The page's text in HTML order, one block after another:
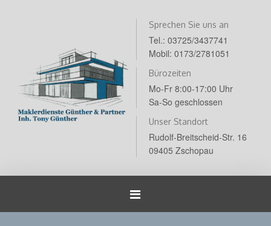
Sprechen Sie uns an
Tel.: 03725/3437741
Mobil: 0173/2781051
Bürozeiten
Mo-Fr 8:00-17:00 Uhr
Sa-So geschlossen
Unser Standort
Rudolf-Breitscheid-Str. 16
09405 Zschopau
Navigation